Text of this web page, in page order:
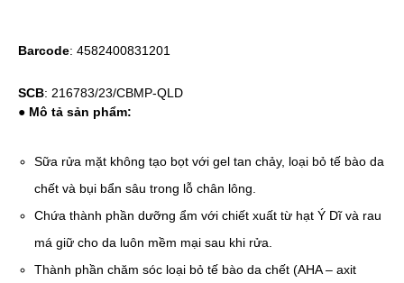
Barcode: 4582400831201
SCB: 216783/23/CBMP-QLD
● Mô tả sản phẩm:
Sữa rửa mặt không tạo bọt với gel tan chảy, loại bỏ tế bào da
chết và bụi bẩn sâu trong lỗ chân lông.
Chứa thành phần dưỡng ẩm với chiết xuất từ hạt Ý Dĩ và rau
má giữ cho da luôn mềm mại sau khi rửa.
Thành phần chăm sóc loại bỏ tế bào da chết (AHA – axit